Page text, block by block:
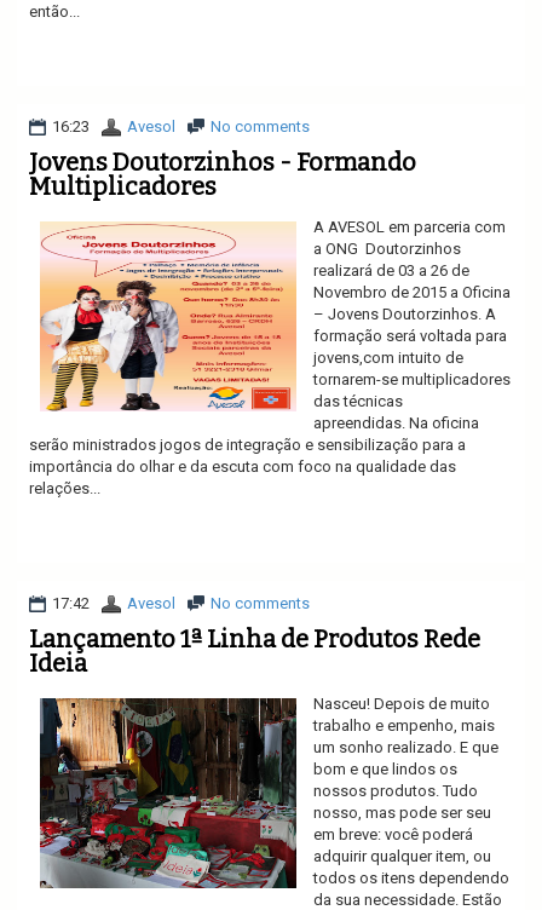
então...
16:23 Avesol No comments
Jovens Doutorzinhos - Formando
Multiplicadores
A AVESOL em parceria com
a ONG Doutorzinhos
realizará de 03 a 26 de
Novembro de 2015 a Oficina
– Jovens Doutorzinhos. A
formação será voltada para
jovens,com intuito de
tornarem-se multiplicadores
das técnicas
apreendidas. Na oficina
serão ministrados jogos de integração e sensibilização para a
importância do olhar e da escuta com foco na qualidade das
relações...
17:42 Avesol No comments
Lançamento 1ª Linha de Produtos Rede
Ideia
Nasceu! Depois de muito
trabalho e empenho, mais
um sonho realizado. E que
bom e que lindos os
nossos produtos. Tudo
nosso, mas pode ser seu
em breve: você poderá
adquirir qualquer item, ou
todos os itens dependendo
da sua necessidade. Estão